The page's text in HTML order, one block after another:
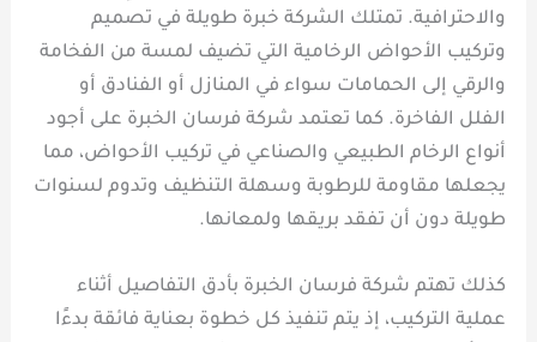
والاحترافية. تمتلك الشركة خبرة طويلة في تصميم
وتركيب الأحواض الرخامية التي تضيف لمسة من الفخامة
والرقي إلى الحمامات سواء في المنازل أو الفنادق أو
الفلل الفاخرة. كما تعتمد شركة فرسان الخبرة على أجود
أنواع الرخام الطبيعي والصناعي في تركيب الأحواض، مما
يجعلها مقاومة للرطوبة وسهلة التنظيف وتدوم لسنوات
طويلة دون أن تفقد بريقها ولمعانها.
كذلك تهتم شركة فرسان الخبرة بأدق التفاصيل أثناء
عملية التركيب، إذ يتم تنفيذ كل خطوة بعناية فائقة بدءًا